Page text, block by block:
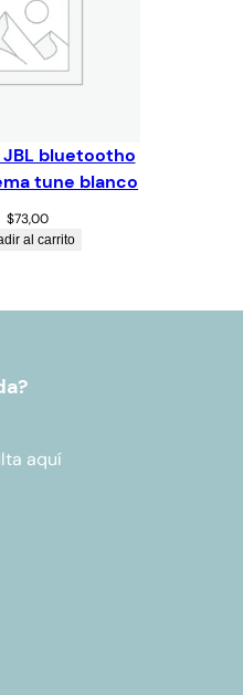
bluetootho
tune blanco
$73,00
al carrito
aquí